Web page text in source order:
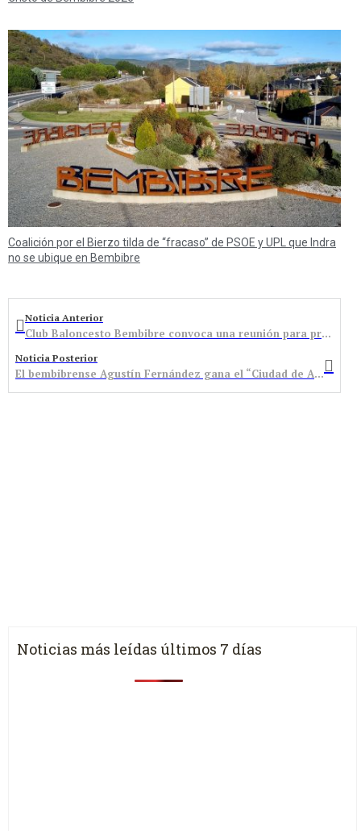
Coalición por el Bierzo tilda de “fracaso” de PSOE y UPL que Indra
no se ubique en Bembibre
Noticia Anterior
Club Baloncesto Bembibre convoca una reunión para presentar un proyecto de cantera
Noticia Posterior
El bembibrense Agustín Fernández gana el “Ciudad de Astorga” de Billar a Tres Bandas
Noticias más leídas últimos 7 días